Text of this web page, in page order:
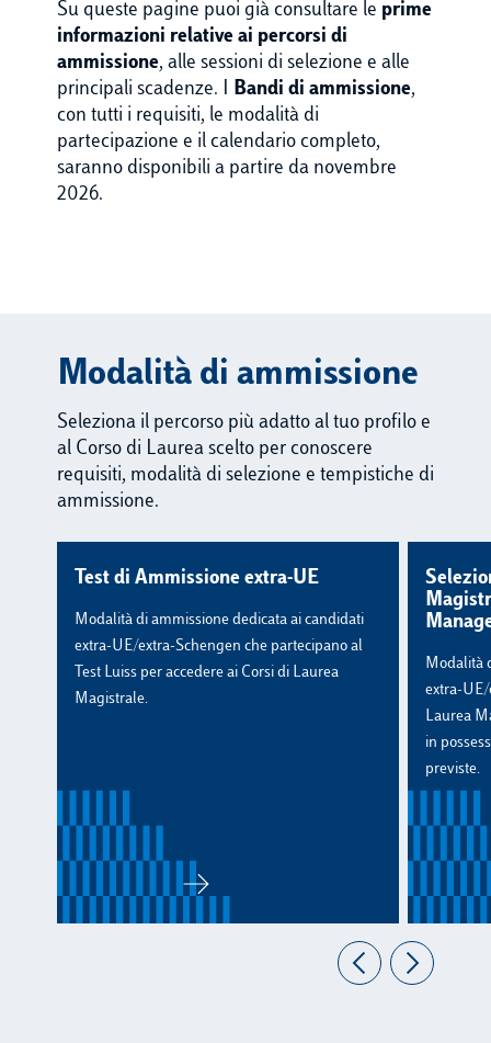
Su queste pagine puoi già consultare le prime
informazioni relative ai percorsi di
ammissione, alle sessioni di selezione e alle
principali scadenze. I Bandi di ammissione,
con tutti i requisiti, le modalità di
partecipazione e il calendario completo,
saranno disponibili a partire da novembre
2026.
Modalità di ammissione
Seleziona il percorso più adatto al tuo profilo e
al Corso di Laurea scelto per conoscere
requisiti, modalità di selezione e tempistiche di
ammissione.
Test di Ammissione extra-UE
Modalità di ammissione dedicata ai candidati
extra-UE/extra-Schengen che partecipano al
Test Luiss per accedere ai Corsi di Laurea
Magistrale.
Modalità
extra-UE/
Laurea
in
previste.